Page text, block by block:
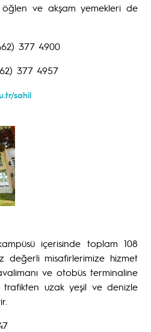
ve akşam yemekleri de
377 4900
377 4957
sahil
içerisinde toplam 108
misafirlerimize hizmet
ve otobüs terminaline
uzak yeşil ve denizle